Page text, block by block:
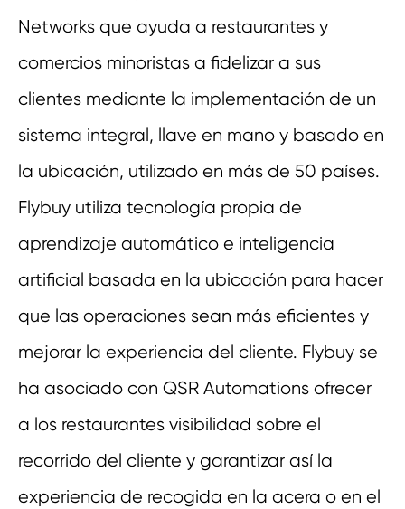
Networks que ayuda a restaurantes y
comercios minoristas a fidelizar a sus
clientes mediante la implementación de un
sistema integral, llave en mano y basado en
la ubicación, utilizado en más de 50 países.
Flybuy utiliza tecnología propia de
aprendizaje automático e inteligencia
artificial basada en la ubicación para hacer
que las operaciones sean más eficientes y
mejorar la experiencia del cliente. Flybuy se
ha asociado con QSR Automations ofrecer
a los restaurantes visibilidad sobre el
recorrido del cliente y garantizar así la
experiencia de recogida en la acera o en el